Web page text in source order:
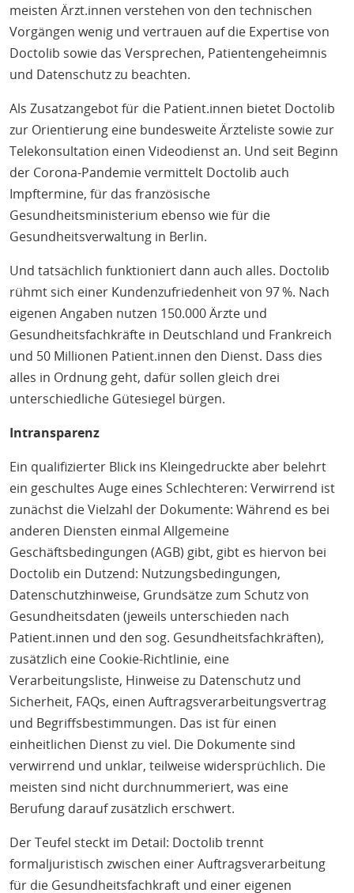
meisten Ärzt.innen verstehen von den technischen
Vorgängen wenig und vertrauen auf die Expertise von
Doctolib sowie das Versprechen, Patientengeheimnis
und Datenschutz zu beachten.
Als Zusatzangebot für die Patient.innen bietet Doctolib
zur Orientierung eine bundesweite Ärzteliste sowie zur
Telekonsultation einen Videodienst an. Und seit Beginn
der Corona-Pandemie vermittelt Doctolib auch
Impftermine, für das französische
Gesundheitsministerium ebenso wie für die
Gesundheitsverwaltung in Berlin.
Und tatsächlich funktioniert dann auch alles. Doctolib
rühmt sich einer Kundenzufriedenheit von 97 %. Nach
eigenen Angaben nutzen 150.000 Ärzte und
Gesundheitsfachkräfte in Deutschland und Frankreich
und 50 Millionen Patient.innen den Dienst. Dass dies
alles in Ordnung geht, dafür sollen gleich drei
unterschiedliche Gütesiegel bürgen.
Intransparenz
Ein qualifizierter Blick ins Kleingedruckte aber belehrt
ein geschultes Auge eines Schlechteren: Verwirrend ist
zunächst die Vielzahl der Dokumente: Während es bei
anderen Diensten einmal Allgemeine
Geschäftsbedingungen (AGB) gibt, gibt es hiervon bei
Doctolib ein Dutzend: Nutzungsbedingungen,
Datenschutzhinweise, Grundsätze zum Schutz von
Gesundheitsdaten (jeweils unterschieden nach
Patient.innen und den sog. Gesundheitsfachkräften),
zusätzlich eine Cookie-Richtlinie, eine
Verarbeitungsliste, Hinweise zu Datenschutz und
Sicherheit, FAQs, einen Auftragsverarbeitungsvertrag
und Begriffsbestimmungen. Das ist für einen
einheitlichen Dienst zu viel. Die Dokumente sind
verwirrend und unklar, teilweise widersprüchlich. Die
meisten sind nicht durchnummeriert, was eine
Berufung darauf zusätzlich erschwert.
Der Teufel steckt im Detail: Doctolib trennt
formaljuristisch zwischen einer Auftragsverarbeitung
für die Gesundheitsfachkraft und einer eigenen